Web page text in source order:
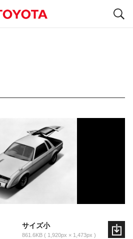
サイズ小
861.6KB 1,920px × 1,473px